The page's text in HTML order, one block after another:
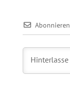
Abonnieren